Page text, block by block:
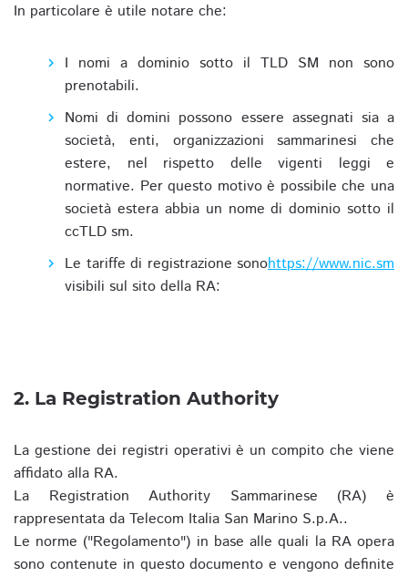
In particolare è utile notare che:
I nomi a dominio sotto il TLD SM non sono
prenotabili.
Nomi di domini possono essere assegnati sia a
società, enti, organizzazioni sammarinesi che
estere, nel rispetto delle vigenti leggi e
normative. Per questo motivo è possibile che una
società estera abbia un nome di dominio sotto il
ccTLD sm.
Le tariffe di registrazione sono
visibili sul sito della RA:
https://www.nic.sm
2. La Registration Authority
La gestione dei registri operativi è un compito che viene
affidato alla RA.
La Registration Authority Sammarinese (RA) è
rappresentata da Telecom Italia San Marino S.p.A..
Le norme ("Regolamento") in base alle quali la RA opera
sono contenute in questo documento e vengono definite